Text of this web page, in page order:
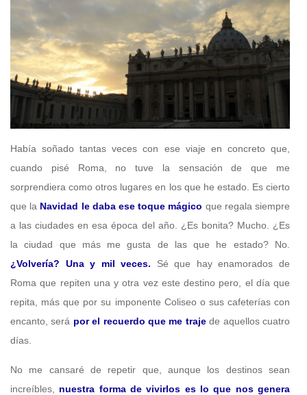
Había soñado tantas veces con ese viaje en concreto que,
cuando pisé Roma, no tuve la sensación de que me
sorprendiera como otros lugares en los que he estado. Es cierto
que la Navidad le daba ese toque mágico que regala siempre
a las ciudades en esa época del año. ¿Es bonita? Mucho. ¿Es
la ciudad que más me gusta de las que he estado? No.
¿Volvería? Una y mil veces. Sé que hay enamorados de
Roma que repiten una y otra vez este destino pero, el día que
repita, más que por su imponente Coliseo o sus cafeterías con
encanto, será por el recuerdo que me trajede aquellos cuatro
días.
No me cansaré de repetir que, aunque los destinos sean
increíbles, nuestra forma de vivirlos es lo que nos genera